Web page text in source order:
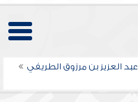
عبد العزيز بن مرزوق الطريفي